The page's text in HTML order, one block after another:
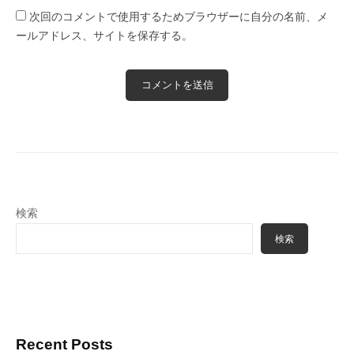
次回のコメントで使用するためブラウザーに自分の名前、メ
ールアドレス、サイトを保存する。
検索
検索
Recent Posts